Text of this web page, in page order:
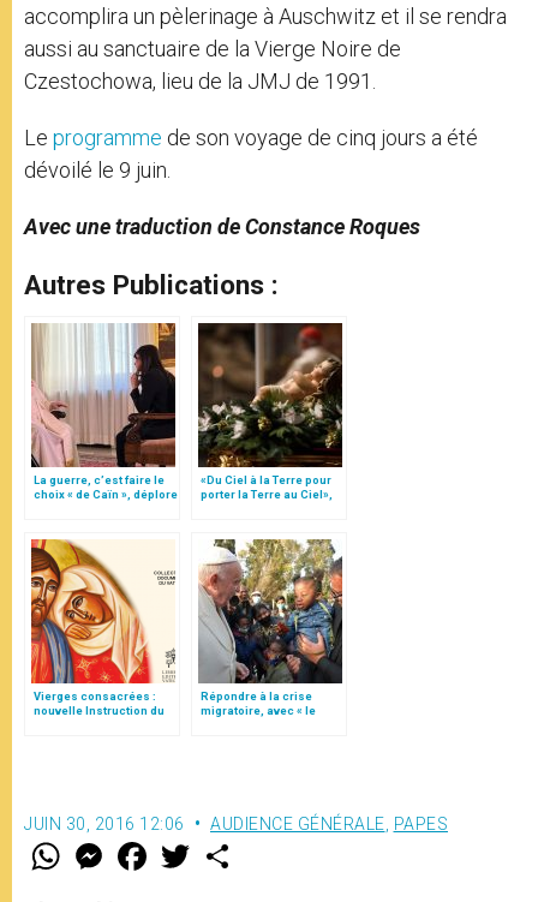
accomplira un pèlerinage à Auschwitz et il se rendra
aussi au sanctuaire de la Vierge Noire de
Czestochowa, lieu de la JMJ de 1991.
Le programme de son voyage de cinq jours a été
dévoilé le 9 juin.
Avec une traduction de Constance Roques
Autres Publications :
La guerre, c’est faire le
choix « de Caïn », déplore
«Du Ciel à la Terre pour
porter la Terre au Ciel»,
Vierges consacrées :
nouvelle Instruction du
Répondre à la crise
migratoire, avec « le
JUIN 30, 2016 12:06 AUDIENCE GÉNÉRALE PAPES
W M
e
F
a w